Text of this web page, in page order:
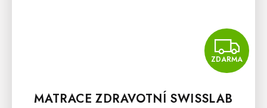
ZDARMA
MATRACE ZDRAVOTNÍ SWISSLAB